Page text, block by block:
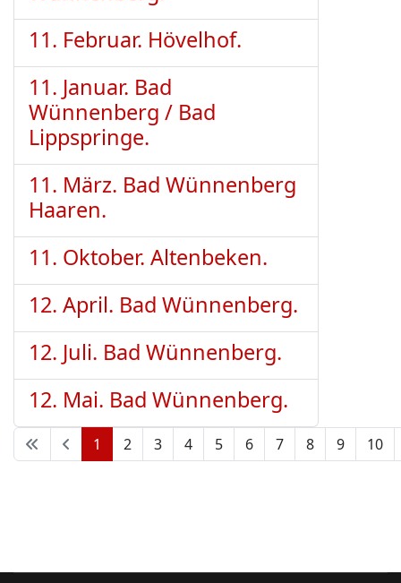
11. Februar. Hövelhof.
11. Januar. Bad
Wünnenberg / Bad
Lippspringe.
11. März. Bad Wünnenberg
Haaren.
11. Oktober. Altenbeken.
12. April. Bad Wünnenberg.
12. Juli. Bad Wünnenberg.
12. Mai. Bad Wünnenberg.
Seite 1 von 10
1 2 3 4 5 6 7 8 9 10